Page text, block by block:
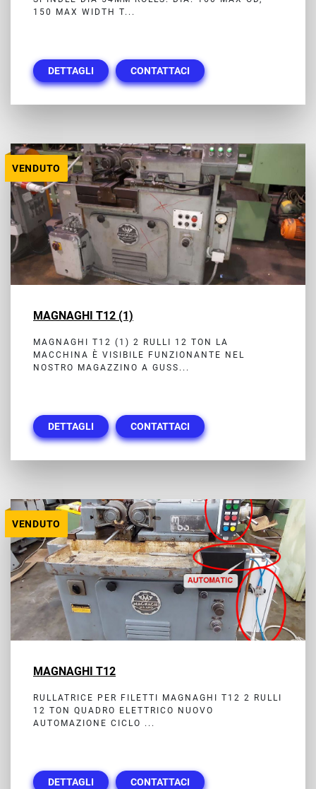
150 MAX WIDTH T...
DETTAGLI CONTATTACI
VENDUTO
MAGNAGHI T12 (1)
MAGNAGHI T12 (1) 2 RULLI 12 TON LA
MACCHINA È VISIBILE FUNZIONANTE NEL
NOSTRO MAGAZZINO A GUSS...
DETTAGLI CONTATTACI
VENDUTO
MAGNAGHI T12
RULLATRICE PER FILETTI MAGNAGHI T12 2 RULLI
12 TON QUADRO ELETTRICO NUOVO
AUTOMAZIONE CICLO ...
DETTAGLI CONTATTACI